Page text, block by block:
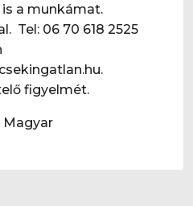
a munkámat.
Tel: 06 70 618 2525
figyelmét.
Magyar